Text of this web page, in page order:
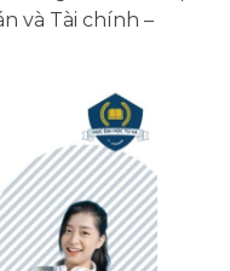
và Tài chính –